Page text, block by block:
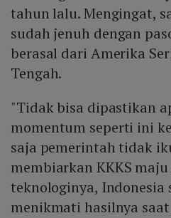
tahun lalu. Mengingat,
sudah jenuh dengan
berasal dari Amerika
Tengah.
"Tidak bisa dipastikan
momentum seperti ini
saja pemerintah tidak
membiarkan KKKS
teknologinya, Indonesia
menikmati hasilnya